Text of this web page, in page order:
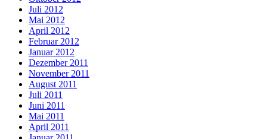
Juli 2012
Mai 2012
April 2012
Februar 2012
Januar 2012
Dezember 2011
November 2011
August 2011
Juli 2011
Juni 2011
Mai 2011
April 2011